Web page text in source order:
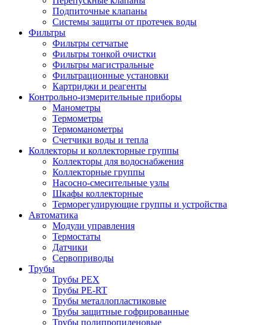
Подпиточные клапаны
Системы защиты от протечек воды
Фильтры
Фильтры сетчатые
Фильтры тонкой очистки
Фильтры магистральные
Фильтрационные установки
Картриджи и реагенты
Контрольно-измерительные приборы
Манометры
Термометры
Термоманометры
Счетчики воды и тепла
Коллекторы и коллекторные группы
Коллекторы для водоснабжения
Коллекторные группы
Насосно-смесительные узлы
Шкафы коллекторные
Терморегулирующие группы и устройства
Автоматика
Модули управления
Термостаты
Датчики
Сервоприводы
Трубы
Трубы PEX
Трубы PE-RT
Трубы металлопластиковые
Трубы защитные гофрированные
Трубы полипропиленовые